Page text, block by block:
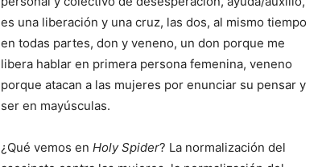
es una liberación y una cruz, las dos, al mismo tiempo
en todas partes, don y veneno, un don porque me
libera hablar en primera persona femenina, veneno
porque atacan a las mujeres por enunciar su pensar y
ser en mayúsculas.
¿Qué vemos enHoly Spider? La normalización del